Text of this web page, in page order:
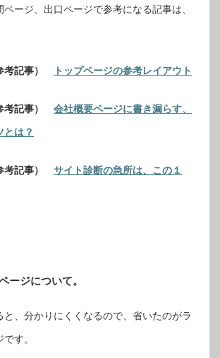
ページ、出口ページで参考になる記事は、
考記事） トップページの参考レイアウト
考記事） 会社概要ページに書き漏らす、
とは？
考記事） サイト診断の急所は、この１
ージについて。
と、分かりにくくなるので、省いたのがラ
す。